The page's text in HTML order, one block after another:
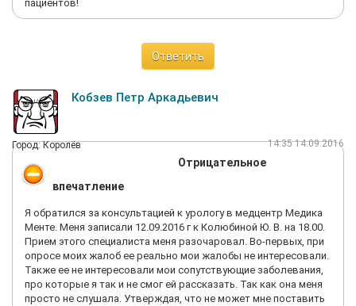
пациентов!
Ответить
Кобзев Петр Аркадьевич
Город: Королёв 14:35 14.09.2016
Отрицательное
впечатление
Я обратился за консультацией к урологу в медцентр Медика
Менте. Меня записали 12.09.2016 г к Колюбиной Ю. В. на 18.00.
Прием этого специалиста меня разочаровал. Во-первых, при
опросе моих жалоб ее реально мои жалобы не интересовали.
Также ее не интересовали мои сопутствующие заболевания,
про которые я так и не смог ей рассказать. Так как она меня
просто не слушала. Утверждая, что не может мне поставить